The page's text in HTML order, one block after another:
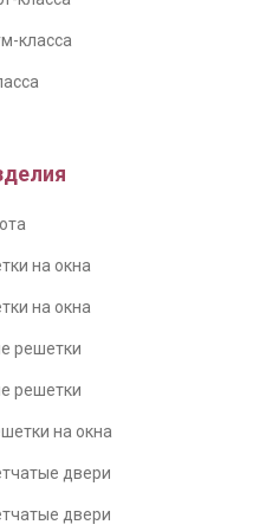
класса
на окна
на окна
решетки
решетки
на окна
двери
двери